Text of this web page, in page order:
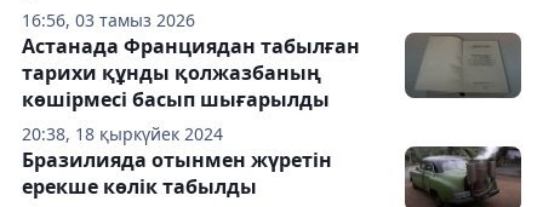
16:56, 03 тамыз 2026
20:38, 18 қыркүйек 2024
Астанада Франциядан табылған
тарихи құнды қолжазбаның
көшірмесі басып шығарылды
Бразилияда отынмен жүретін
ерекше көлік табылды